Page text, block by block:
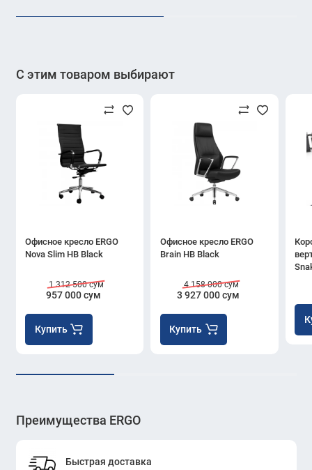
С этим товаром выбирают
Офисное кресло ERGO
Nova Slim HB Black
957 000 сум
1 312 500 сум
Купить
Офисное кресло ERGO
Brain HB Black
3 927 000 сум
4 158 000 сум
Купить
Преимущества ERGO
Быстрая доставка